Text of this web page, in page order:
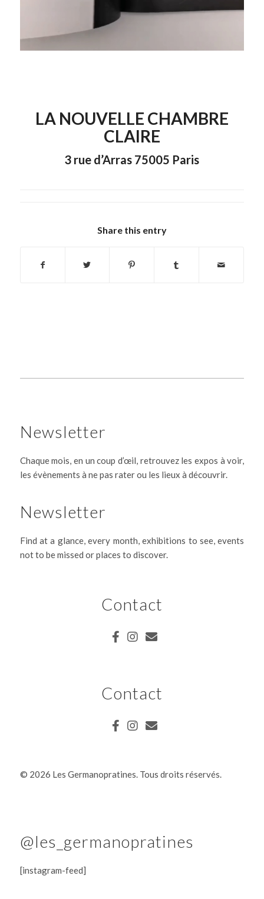
LA NOUVELLE CHAMBRE
CLAIRE
3 rue d’Arras 75005 Paris
Share this entry
Newsletter
Chaque mois, en un coup d’œil, retrouvez les expos à voir,
les évènements à ne pas rater ou les lieux à découvrir.
Newsletter
Find at a glance, every month, exhibitions to see, events
not to be missed or places to discover.
Contact
Contact
© 2026 Les Germanopratines. Tous droits réservés.
@les_germanopratines
[instagram-feed]